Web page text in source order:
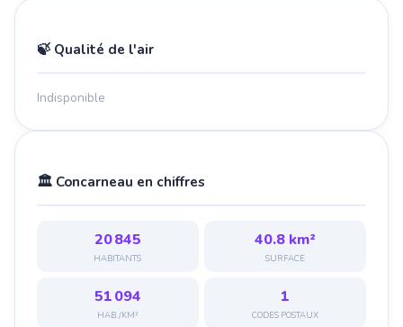
🍃 Qualité de l'air
Indisponible
🏛️ Concarneau en chiffres
20 845
HABITANTS
40.8 km²
SURFACE
51 094
HAB./KM²
1
CODES POSTAUX